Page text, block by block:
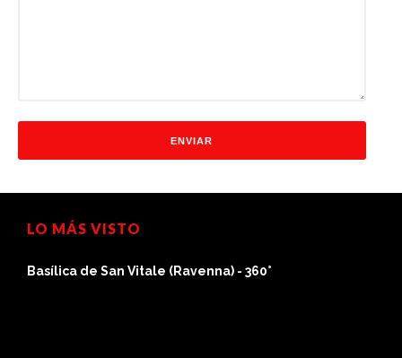
LO MÁS VISTO
Basílica de San Vitale (Ravenna) - 360°